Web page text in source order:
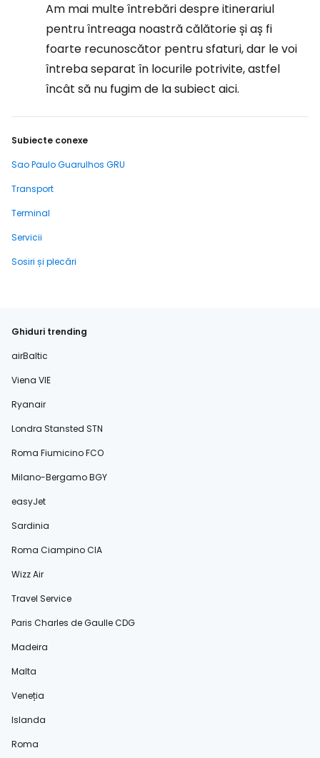
Am mai multe întrebări despre itinerariul
pentru întreaga noastră călătorie și aș fi
foarte recunoscător pentru sfaturi, dar le voi
întreba separat în locurile potrivite, astfel
încât să nu fugim de la subiect aici.
Subiecte conexe
Sao Paulo Guarulhos GRU
Transport
Terminal
Servicii
Sosiri și plecări
Ghiduri trending
airBaltic
Viena VIE
Ryanair
Londra Stansted STN
Roma Fiumicino FCO
Milano-Bergamo BGY
easyJet
Sardinia
Roma Ciampino CIA
Wizz Air
Travel Service
Paris Charles de Gaulle CDG
Madeira
Malta
Veneția
Islanda
Roma